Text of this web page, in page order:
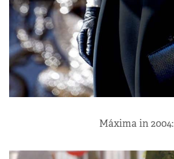
Máxima in 2004: